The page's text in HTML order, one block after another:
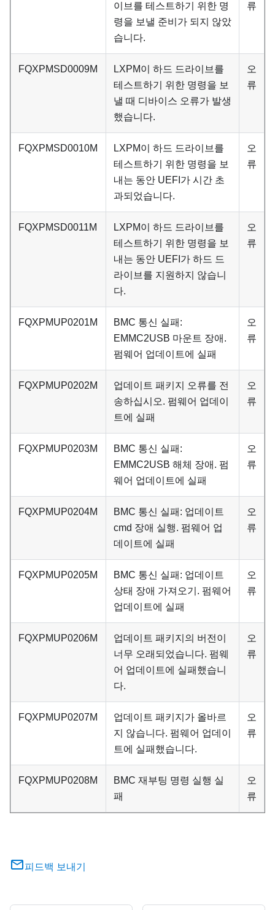
이브를 테스트하기 위한 명
령을 보낼 준비가 되지 않았
습니다.
류
FQXPMSD0009M
LXPM이 하드 드라이브를
테스트하기 위한 명령을 보
낼 때 디바이스 오류가 발생
했습니다.
오
류
FQXPMSD0010M
LXPM이 하드 드라이브를
테스트하기 위한 명령을 보
내는 동안 UEFI가 시간 초
과되었습니다.
오
류
FQXPMSD0011M
LXPM이 하드 드라이브를
테스트하기 위한 명령을 보
내는 동안 UEFI가 하드 드
라이브를 지원하지 않습니
다.
오
류
FQXPMUP0201M
BMC 통신 실패:
EMMC2USB 마운트 장애.
펌웨어 업데이트에 실패
오
류
FQXPMUP0202M
업데이트 패키지 오류를 전
송하십시오. 펌웨어 업데이
트에 실패
오
류
FQXPMUP0203M
BMC 통신 실패:
EMMC2USB 해체 장애. 펌
웨어 업데이트에 실패
오
류
FQXPMUP0204M
BMC 통신 실패: 업데이트
cmd 장애 실행. 펌웨어 업
데이트에 실패
오
류
FQXPMUP0205M
BMC 통신 실패: 업데이트
상태 장애 가져오기. 펌웨어
업데이트에 실패
오
류
FQXPMUP0206M
업데이트 패키지의 버전이
너무 오래되었습니다. 펌웨
어 업데이트에 실패했습니
다.
오
류
FQXPMUP0207M
업데이트 패키지가 올바르
지 않습니다. 펌웨어 업데이
트에 실패했습니다.
오
류
FQXPMUP0208M
BMC 재부팅 명령 실행 실
패
오
류
피드백 보내기